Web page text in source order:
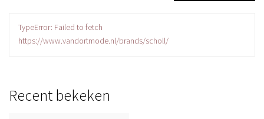
TypeError: Failed to fetch
https://www.vandortmode.nl/brands/scholl/
Recent bekeken